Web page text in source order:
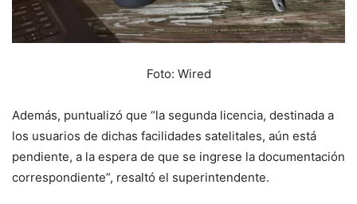
Foto: Wired
Además, puntualizó que “la segunda licencia, destinada a
los usuarios de dichas facilidades satelitales, aún está
pendiente, a la espera de que se ingrese la documentación
correspondiente”, resaltó el superintendente.